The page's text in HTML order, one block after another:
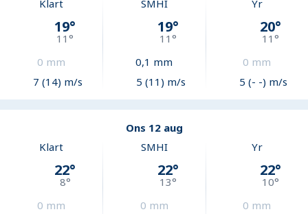
Klart
19°
11°
0 mm
7 (14) m/s
SMHI
19°
11 °
0,1 mm
5 (11) m/s
Yr
20°
11°
0 mm
5 (- -) m/s
Ons 12 aug
Klart
22°
8°
0 mm
SMHI
22°
13°
0 mm
Yr
22°
10°
0 mm